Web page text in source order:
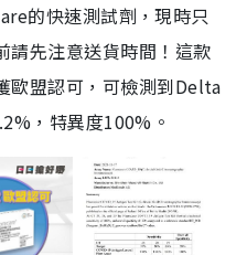
的快速測試劑，現時只
請先注意送貨時間！這款
歐盟認可，可檢測到Delta
，特異度100%。